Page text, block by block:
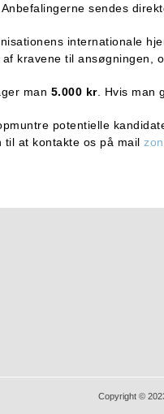
sendes
internationale
af kravene til ansøgningen,
man 5.000 kr. Hvis man
potentielle
til at kontakte os på mail
Copyright ©